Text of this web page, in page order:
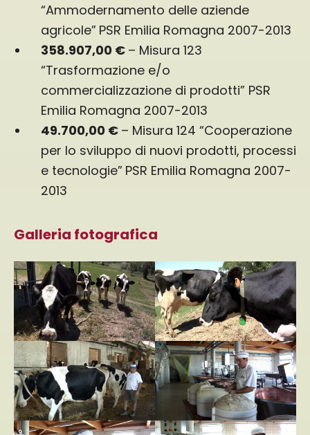
“Ammodernamento delle aziende
agricole” PSR Emilia Romagna 2007-2013
358.907,00 € – Misura 123
“Trasformazione e/o
commercializzazione di prodotti” PSR
Emilia Romagna 2007-2013
49.700,00 € – Misura 124 “Cooperazione
per lo sviluppo di nuovi prodotti, processi
e tecnologie” PSR Emilia Romagna 2007-
2013
Galleria fotografica